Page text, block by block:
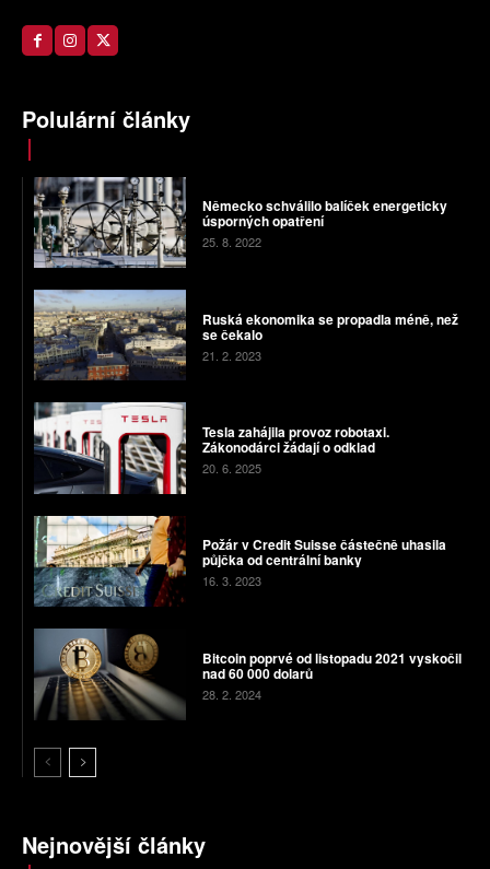
Polulární články
Německo schválilo balíček energeticky
úsporných opatření
25. 8. 2022
Ruská ekonomika se propadla méně, než
se čekalo
21. 2. 2023
Tesla zahájila provoz robotaxi.
Zákonodárci žádají o odklad
20. 6. 2025
Požár v Credit Suisse částečně uhasila
půjčka od centrální banky
16. 3. 2023
Bitcoin poprvé od listopadu 2021 vyskočil
nad 60 000 dolarů
28. 2. 2024
Nejnovější články